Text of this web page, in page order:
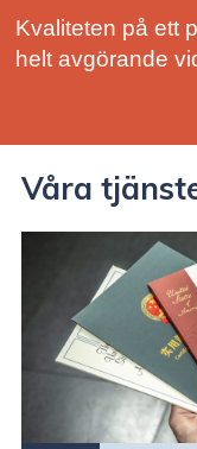
Kvaliteten på ett
helt avgörande
Våra